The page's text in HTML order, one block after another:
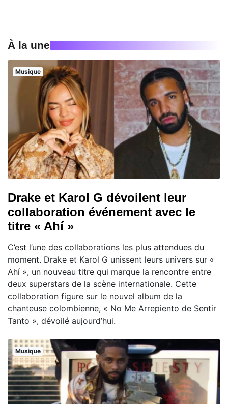
À la une
Musique
Drake et Karol G dévoilent leur
collaboration événement avec le
titre « Ahí »
C’est l’une des collaborations les plus attendues du
moment. Drake et Karol G unissent leurs univers sur «
Ahí », un nouveau titre qui marque la rencontre entre
deux superstars de la scène internationale. Cette
collaboration figure sur le nouvel album de la
chanteuse colombienne, « No Me Arrepiento de Sentir
Tanto », dévoilé aujourd’hui.
Musique